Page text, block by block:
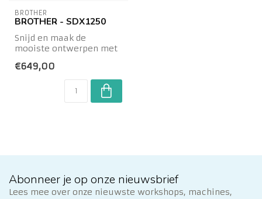
BROTHER
BROTHER - SDX1250
Snijd en maak de
mooiste ontwerpen met
SDX1250.Je kunt sc...
€649,00
Abonneer je op onze nieuwsbrief
Lees mee over onze nieuwste workshops, machines,